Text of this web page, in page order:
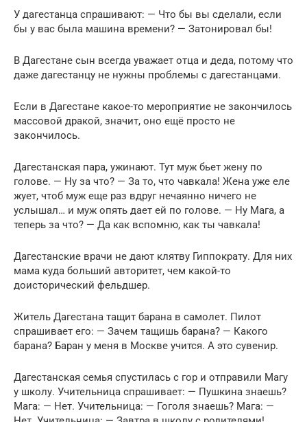
У дагестанца спрашивают: — Что бы вы сделали, если
бы у вас была машина времени? — Затонировал бы!
В Дагестане сын всегда уважает отца и деда, потому что
даже дагестанцу не нужны проблемы с дагестанцами.
Если в Дагестане какое-то мероприятие не закончилось
массовой дракой, значит, оно ещё просто не
закончилось.
Дагестанская пара, ужинают. Тут муж бьет жену по
голове. — Ну за что? — За то, что чавкала! Жена уже еле
жует, чтоб муж еще раз вдруг нечаянно ничего не
услышал… и муж опять дает ей по голове. — Ну Мага, а
теперь за что? — Да как вспомню, как ты чавкала!
Дагестанские врачи не дают клятву Гиппократу. Для них
мама куда больший авторитет, чем какой-то
доисторический фельдшер.
Житель Дагестана тащит барана в самолет. Пилот
спрашивает его: — Зачем тащишь барана? — Какого
барана? Баран у меня в Москве учится. А это сувенир.
Дагестанская семья спустилась с гор и отправили Магу
у школу. Учительница спрашивает: — Пушкина знаешь?
Мага: — Нет. Учительница: — Гоголя знаешь? Мага: —